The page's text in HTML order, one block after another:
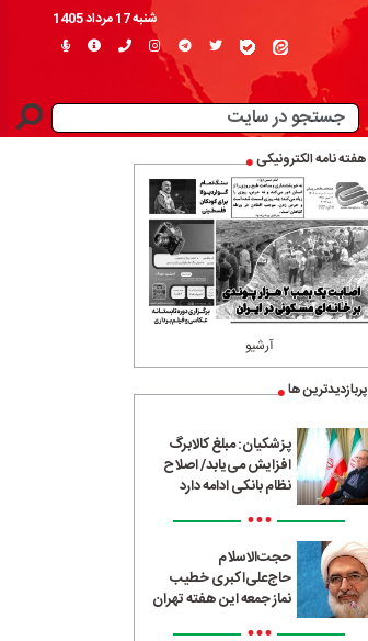
شنبه 17 مرداد 1405
هفته نامه الکترونیکی
آرشیو
پربازدیدترین ها
پزشکیان: مبلغ کالابرگ
افزایش می‌یابد/ اصلاح
نظام بانکی ادامه دارد
•••
حجت‌الاسلام
حاج‌علی‌اکبری خطیب
نماز جمعه این هفته تهران